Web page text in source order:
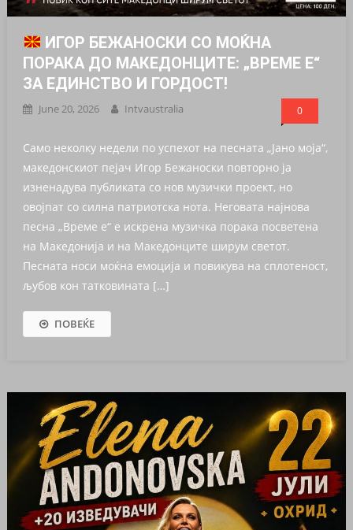
ИГОР БЕЖАНОСКИ СО МОЌНА
ПОРАКА ДО МАКЕДОНЦИТЕ: „ВРЕМЕ Е“
ЗА ЕДИНСТВО И ГОРДОСТ!
June 20, 2026 Intvaustralia 0
Само неколку недели по успехот на песната „Јано моја“,
македонскиот пејач Игор Бежаноски повторно ја
изненадува публиката со нов музички проект, но
овојпат со силна патриотска нота. Неговата најнова
песна „Време е“ е искрена музичка порака посветена
на Македонија и на Македонците ширум светот.
Песната носи моќна емоција и повикува на сплотеност,
љубов кон татковината […]
ПОВЕЌЕ